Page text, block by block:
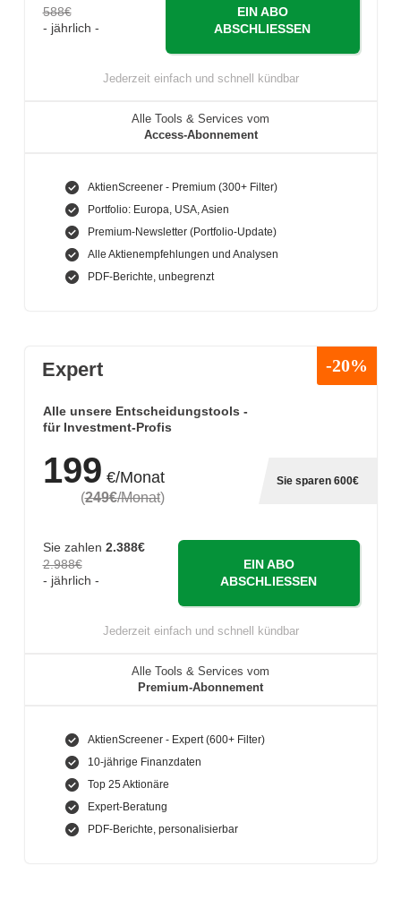
588€
- jährlich -
EIN ABO
ABSCHLIESSEN
Jederzeit einfach und schnell kündbar
Alle Tools & Services vom
Access-Abonnement
AktienScreener - Premium (300+ Filter)
Portfolio: Europa, USA, Asien
Premium-Newsletter (Portfolio-Update)
Alle Aktienempfehlungen und Analysen
PDF-Berichte, unbegrenzt
Expert -20%
Alle unsere Entscheidungstools -
für Investment-Profis
199 €/Monat
(249€/Monat)
Sie sparen 600€
Sie zahlen 2.388€
2.988€
- jährlich -
EIN ABO
ABSCHLIESSEN
Jederzeit einfach und schnell kündbar
Alle Tools & Services vom
Premium-Abonnement
AktienScreener - Expert (600+ Filter)
10-jährige Finanzdaten
Top 25 Aktionäre
Expert-Beratung
PDF-Berichte, personalisierbar